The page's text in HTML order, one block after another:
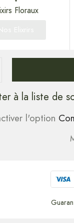
Floraux
à la liste de
l'option